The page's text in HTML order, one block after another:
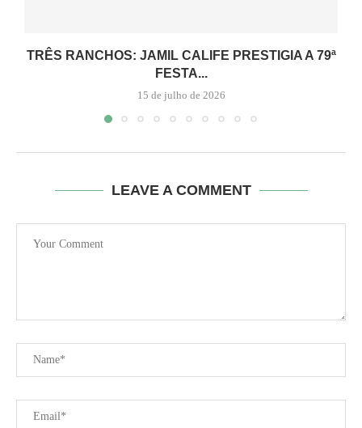
TRÊS RANCHOS: JAMIL CALIFE PRESTIGIA A 79ª
FESTA...
15 de julho de 2026
LEAVE A COMMENT